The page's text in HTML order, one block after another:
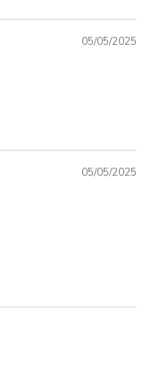
05/05/2025
05/05/2025